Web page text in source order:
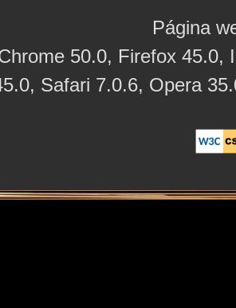
Página
50.0, Firefox 45.0,
Safari 7.0.6, Opera